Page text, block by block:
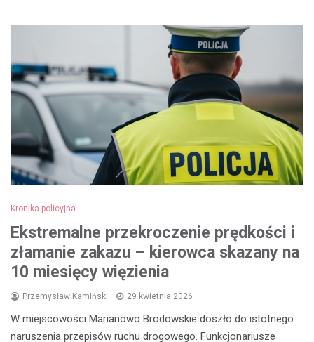
Kronika policyjna
Ekstremalne przekroczenie prędkości i
złamanie zakazu – kierowca skazany na
10 miesięcy więzienia
Przemysław Kamiński 29 kwietnia 2026
W miejscowości Marianowo Brodowskie doszło do istotnego
naruszenia przepisów ruchu drogowego. Funkcjonariusze